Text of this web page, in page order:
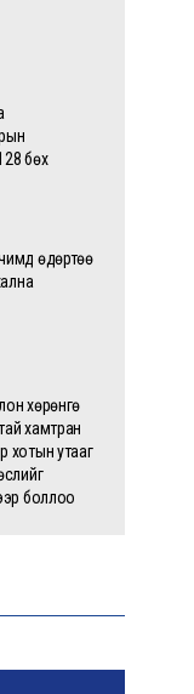
бөх
өдөртөө
хөрөнгө
хамтран
хотын утааг
боллоо
оноос 1.3